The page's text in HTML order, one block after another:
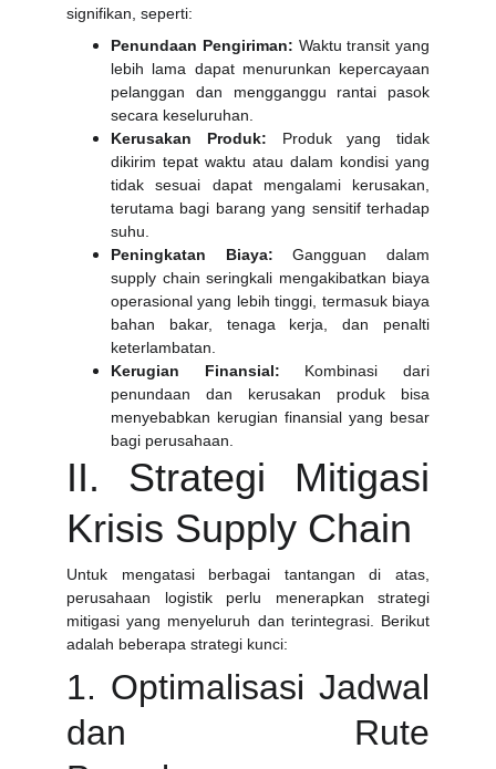
signifikan, seperti:
Penundaan Pengiriman: Waktu transit yang
lebih lama dapat menurunkan kepercayaan
pelanggan dan mengganggu rantai pasok
secara keseluruhan.
Kerusakan Produk: Produk yang tidak
dikirim tepat waktu atau dalam kondisi yang
tidak sesuai dapat mengalami kerusakan,
terutama bagi barang yang sensitif terhadap
suhu.
Peningkatan Biaya: Gangguan dalam
supply chain seringkali mengakibatkan biaya
operasional yang lebih tinggi, termasuk biaya
bahan bakar, tenaga kerja, dan penalti
keterlambatan.
Kerugian Finansial: Kombinasi dari
penundaan dan kerusakan produk bisa
menyebabkan kerugian finansial yang besar
bagi perusahaan.
II. Strategi Mitigasi
Krisis Supply Chain
Untuk mengatasi berbagai tantangan di atas,
perusahaan logistik perlu menerapkan strategi
mitigasi yang menyeluruh dan terintegrasi. Berikut
adalah beberapa strategi kunci:
1. Optimalisasi Jadwal
dan Rute